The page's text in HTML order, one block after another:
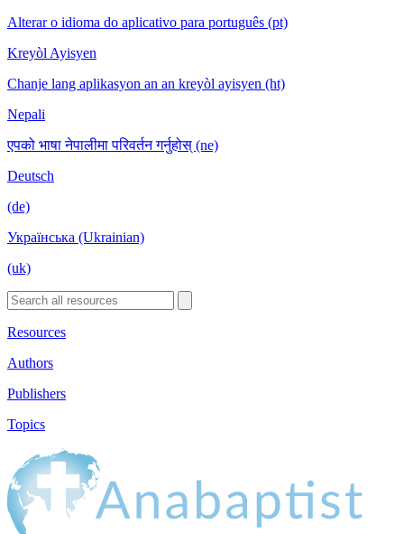
Alterar o idioma do aplicativo para português (pt)
Kreyòl Ayisyen
Chanje lang aplikasyon an an kreyòl ayisyen (ht)
Nepali
एपको भाषा नेपालीमा परिवर्तन गर्नुहोस् (ne)
Deutsch
(de)
Українська (Ukrainian)
(uk)
Resources
Authors
Publishers
Topics